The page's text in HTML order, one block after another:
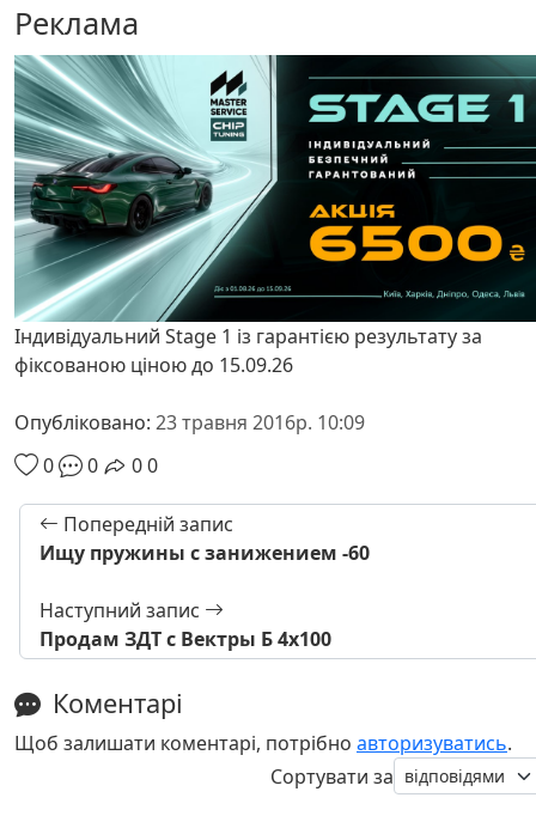
Реклама
Індивідуальний Stage 1 із гарантією результату за
фіксованою ціною до 15.09.26
Опубліковано: 23 травня 2016р. 10:09
0
0 00
Попередній запис
Ищу пружины с занижением -60
Наступний запис
Продам ЗДТ с Вектры Б 4х100
Коментарі
Щоб залишати коментарі, потрібно авторизуватись.
Сортувати за